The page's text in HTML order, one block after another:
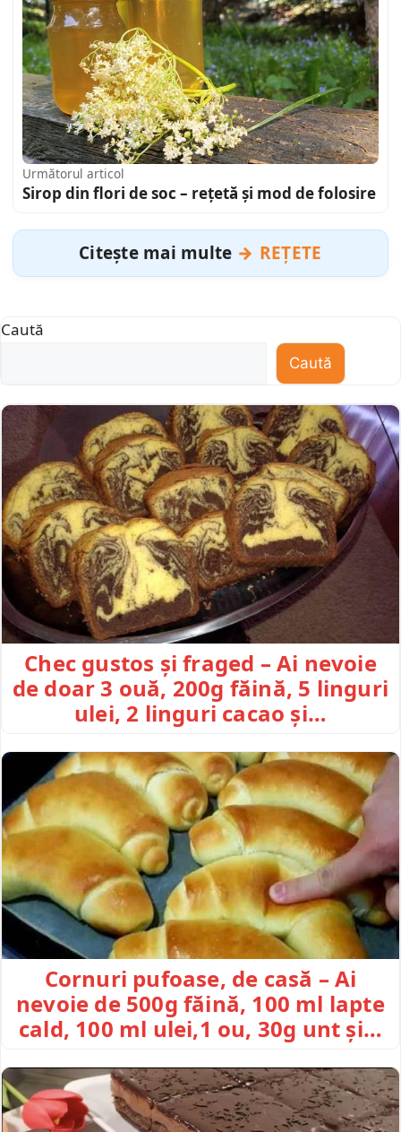
Următorul articol
Sirop din flori de soc – rețetă și mod de folosire
Citește mai multe REȚETE
Caută
Caută
Chec gustos și fraged – Ai nevoie
de doar 3 ouă, 200g făină, 5 linguri
ulei, 2 linguri cacao și…
Cornuri pufoase, de casă – Ai
nevoie de 500g făină, 100 ml lapte
cald, 100 ml ulei,1 ou, 30g unt și…